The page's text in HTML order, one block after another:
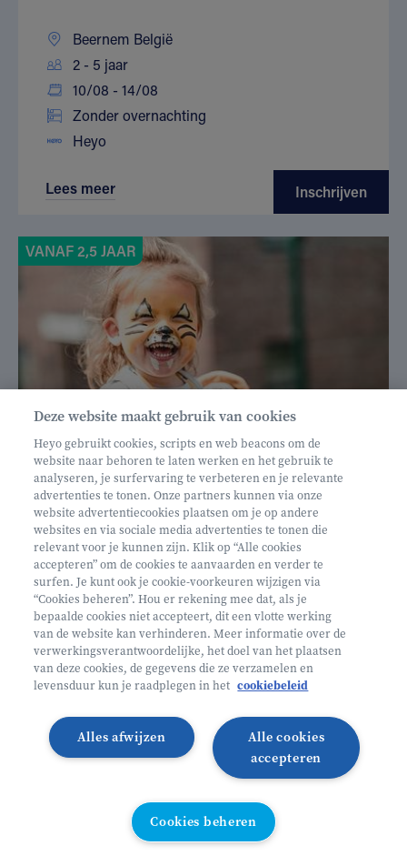
Beernem België
2 - 5 jaar
10/08 - 14/08
Zonder overnachting
Heyo
Lees meer Inschrijven
VANAF 2,5 JAAR
€ 160
Helan: €128
Mini ontdekkers
Oosterzele België
2 - 5 jaar
10/08 - 14/08
Zonder overnachting
Lees meer Inschrijven
LAATSTE PLAATSEN
Deze website maakt gebruik van cookies
Heyo gebruikt cookies, scripts en web beacons om de
website naar behoren te laten werken en het gebruik te
analyseren, je surfervaring te verbeteren en je relevante
advertenties te tonen. Onze partners kunnen via onze
website advertentiecookies plaatsen om je op andere
websites en via sociale media advertenties te tonen die
relevant voor je kunnen zijn. Klik op “Alle cookies
accepteren” om de cookies te aanvaarden en verder te
surfen. Je kunt ook je cookie-voorkeuren wijzigen via
“Cookies beheren”. Hou er rekening mee dat, als je
bepaalde cookies niet accepteert, dit een vlotte werking
van de website kan verhinderen. Meer informatie over de
verwerkingsverantwoordelijke, het doel van het plaatsen
van deze cookies, de gegevens die ze verzamelen en
levensduur kun je raadplegen in het cookiebeleid
Alle cookies
accepteren
Alles afwijzen
Cookies beheren